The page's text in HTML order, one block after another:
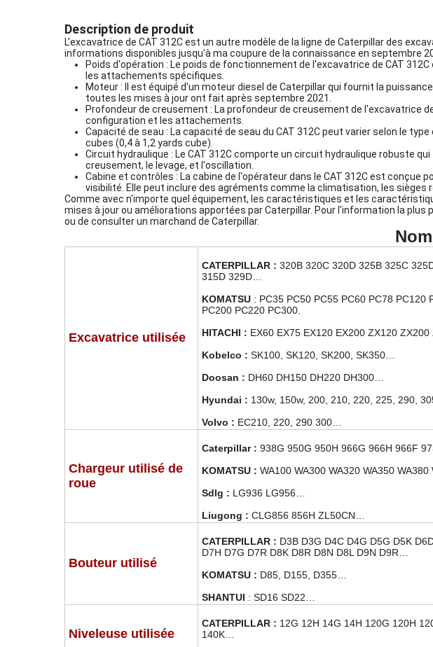
Description de produit
L'excavatrice de CAT 312C est un autre modèle de la ligne de Caterpillar des
informations disponibles jusqu'à ma coupure de la connaissance en septembre
Poids d'opération : Le poids de fonctionnement de l'excavatrice de CAT
les attachements spécifiques.
Moteur : Il est équipé d'un moteur diesel de Caterpillar qui fournit la
toutes les mises à jour ont fait après septembre 2021.
Profondeur de creusement : La profondeur de creusement de l'excavatrice
configuration et les attachements.
Capacité de seau : La capacité de seau du CAT 312C peut varier selon le
cubes (0,4 à 1,2 yards cube).
Circuit hydraulique : Le CAT 312C comporte un circuit hydraulique robuste
creusement, le levage, et l'oscillation.
Cabine et contrôles : La cabine de l'opérateur dans le CAT 312C est
visibilité. Elle peut inclure des agréments comme la climatisation, les
Comme avec n'importe quel équipement, les caractéristiques et les
mises à jour ou améliorations apportées par Caterpillar. Pour l'information la
ou de consulter un marchand de Caterpillar.
Excavatrice utilisée
CATERPILLAR : 320B 320C 320D 325B 325C
315D 329D…
KOMATSU : PC35 PC50 PC55 PC60 PC78 PC120
PC200 PC220 PC300.
HITACHI : EX60 EX75 EX120 EX200 ZX120 ZX200
Kobelco : SK100, SK120, SK200, SK350…
Doosan : DH60 DH150 DH220 DH300…
Hyundai : 130w, 150w, 200, 210, 220, 225, 290,
Volvo : EC210, 220, 290 300…
Chargeur utilisé de
roue
Caterpillar : 938G 950G 950H 966G 966H 966F
KOMATSU : WA100 WA300 WA320 WA350 WA380
Sdlg : LG936 LG956…
Liugong : CLG856 856H ZL50CN…
Bouteur utilisé
CATERPILLAR : D3B D3G D4C D4G D5G D5K
D7H D7G D7R D8K D8R D8N D8L D9N D9R…
KOMATSU : D85, D155, D355…
SHANTUI : SD16 SD22…
Niveleuse utilisée
CATERPILLAR : 12G 12H 14G 14H 120G 120H
140K…